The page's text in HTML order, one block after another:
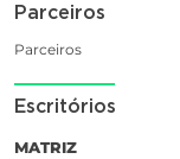
Parceiros
Parceiros
Escritórios
MATRIZ